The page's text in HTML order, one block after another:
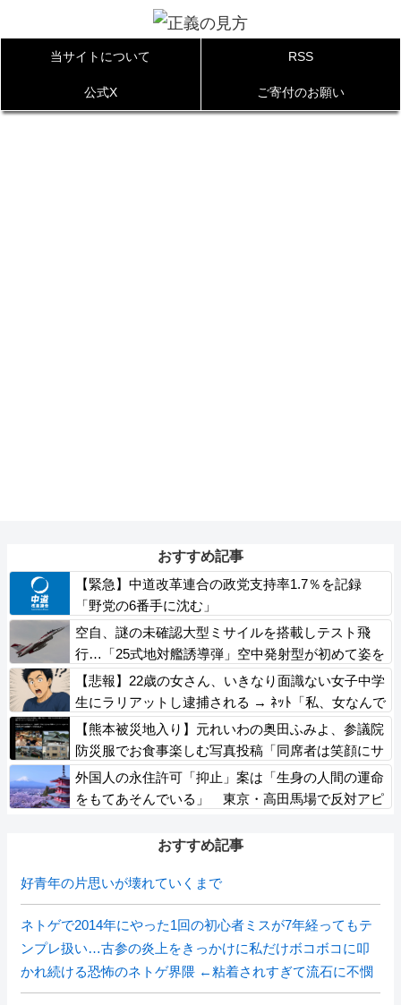
当サイトについて RSS
公式X ご寄付のお願い
おすすめ記事
【緊急】中道改革連合の政党支持率1.7％を記録
「野党の6番手に沈む」
空自、謎の未確認大型ミサイルを搭載しテスト飛
行…「25式地対艦誘導弾」空中発射型が初めて姿を
見せた！
【悲報】22歳の女さん、いきなり面識ない女子中学
生にラリアットし逮捕される → ﾈｯﾄ「私、女なんで
すけど？！」
【熊本被災地入り】元れいわの奥田ふみよ、参議院
防災服でお食事楽しむ写真投稿「同席者は笑顔にサ
ムズアップ」
外国人の永住許可「抑止」案は「生身の人間の運命
をもてあそんでいる」 東京・高田馬場で反対アピ
おすすめ記事
好青年の片思いが壊れていくまで
ネトゲで2014年にやった1回の初心者ミスが7年経ってもテ
ンプレ扱い…古参の炎上をきっかけに私だけボコボコに叩
かれ続ける恐怖のネトゲ界隈 ←粘着されすぎて流石に不憫